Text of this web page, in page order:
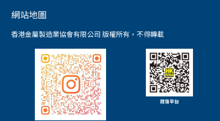
網站地圖
香港金屬製造業協會有限公司 版權所有，不得轉載